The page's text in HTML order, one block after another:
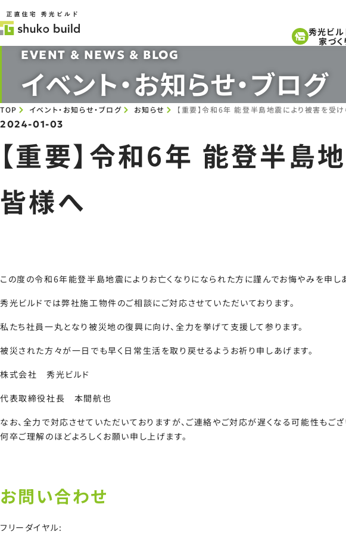
秀光ビル
家づく
EVENT & NEWS & BLOG
イベント・お知らせ・ブログ
TOP イベント・お知らせ・ブログ お知らせ 【重要】令和6年 能登半島地震により被害を受
2024-01-03
【重要】令和6年 能登半島
皆様へ
この度の令和6年能登半島地震によりお亡くなりになられた方に謹んでお悔やみを申
秀光ビルドでは弊社施工物件のご相談にご対応させていただいております。
私たち社員一丸となり被災地の復興に向け、全力を挙げて支援して参ります。
被災された方々が一日でも早く日常生活を取り戻せるようお祈り申しあげます。
株式会社 秀光ビルド
代表取締役社長 本間航也
なお、全力で対応させていただいておりますが、ご連絡やご対応が遅くなる可能性もござ
何卒ご理解のほどよろしくお願い申し上げます。
お問い合わせ
フリーダイヤル: